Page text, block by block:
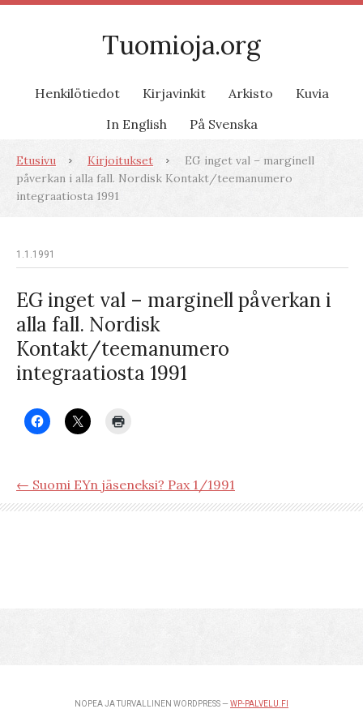
Tuomioja.org
Henkilötiedot Kirjavinkit Arkisto
Kuvia
In English
På Svenska
Etusivu Kirjoitukset
EG inget val – marginell
påverkan i alla fall. Nordisk Kontakt/teemanumero
integraatiosta 1991
1.1.1991
EG inget val – marginell påverkan i
alla fall. Nordisk
Kontakt/teemanumero
integraatiosta 1991
← Suomi EYn jäseneksi? Pax 1/1991
NOPEA JA TURVALLINEN WORDPRESS — WP-PALVELU.FI